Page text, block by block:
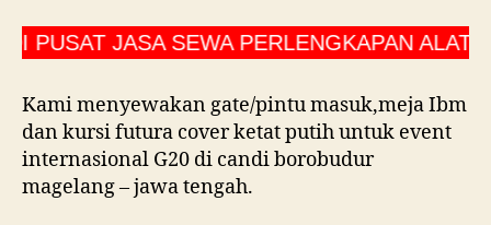
SEWA PERLENGKAPAN ALAT PESTA CV
Kami menyewakan gate/pintu masuk,meja Ibm
dan kursi futura cover ketat putih untuk event
internasional G20 di candi borobudur
magelang – jawa tengah.